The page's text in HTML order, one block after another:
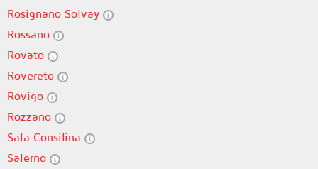
Rosignano Solvay
Rossano
Rovato
Rovereto
Rovigo
Rozzano
Sala Consilina
Salerno